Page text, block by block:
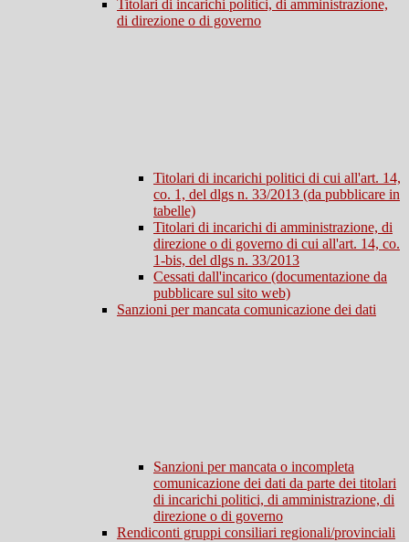
Titolari di incarichi politici, di amministrazione,
di direzione o di governo
Titolari di incarichi politici di cui all'art. 14,
co. 1, del dlgs n. 33/2013 (da pubblicare in
tabelle)
Titolari di incarichi di amministrazione, di
direzione o di governo di cui all'art. 14, co.
1-bis, del dlgs n. 33/2013
Cessati dall'incarico (documentazione da
pubblicare sul sito web)
Sanzioni per mancata comunicazione dei dati
Sanzioni per mancata o incompleta
comunicazione dei dati da parte dei titolari
di incarichi politici, di amministrazione, di
direzione o di governo
Rendiconti gruppi consiliari regionali/provinciali